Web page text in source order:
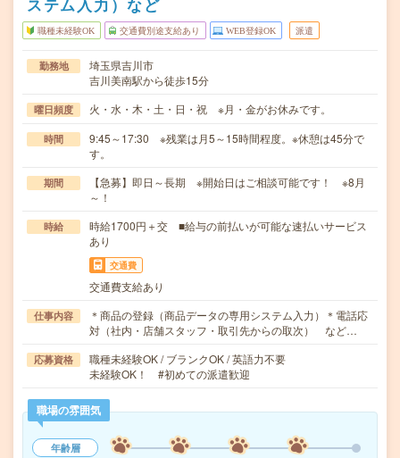
ステム入力）など
職種未経験OK 交通費別途支給あり WEB登録OK 派遣
勤務地
埼玉県吉川市
吉川美南駅から徒歩15分
曜日頻度 火・水・木・土・日・祝 ※月・金がお休みです。
時間
9:45～17:30 ※残業は月5～15時間程度。※休憩は45分で
す。
期間
【急募】即日～長期 ※開始日はご相談可能です！ ※8月
～！
時給
時給1700円＋交 ■給与の前払いが可能な速払いサービス
あり
交通費
交通費支給あり
仕事内容
＊商品の登録（商品データの専用システム入力）＊電話応
対（社内・店舗スタッフ・取引先からの取次） など…
応募資格
職種未経験OK / ブランクOK / 英語力不要
未経験OK！ #初めての派遣歓迎
職場の雰囲気
年齢層